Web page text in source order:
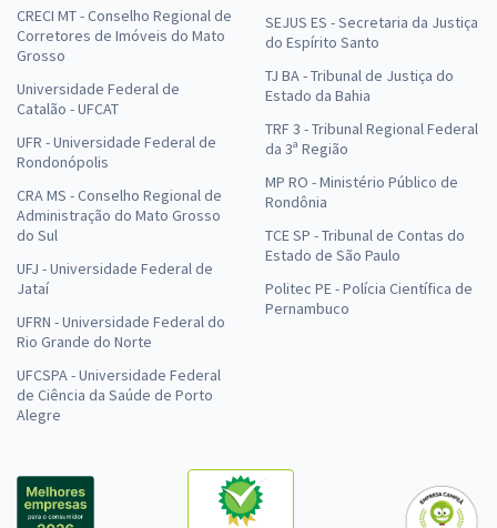
CRECI MT - Conselho Regional de
Corretores de Imóveis do Mato
Grosso
Universidade Federal de
Catalão - UFCAT
UFR - Universidade Federal de
Rondonópolis
CRA MS - Conselho Regional de
Administração do Mato Grosso
do Sul
UFJ - Universidade Federal de
Jataí
UFRN - Universidade Federal do
Rio Grande do Norte
UFCSPA - Universidade Federal
de Ciência da Saúde de Porto
Alegre
SEJUS ES - Secretaria da Justiça
do Espírito Santo
TJ BA - Tribunal de Justiça do
Estado da Bahia
TRF 3 - Tribunal Regional Federal
da 3ª Região
MP RO - Ministério Público de
Rondônia
TCE SP - Tribunal de Contas do
Estado de São Paulo
Politec PE - Polícia Científica de
Pernambuco